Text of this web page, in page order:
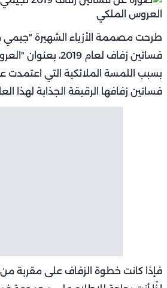
طرحت مصممة الأزياء الشهيرة
فساتين زفاف لعام
بسبب اللمسة الملائكية التي
فساتين زفافها الرقيقة الجذابة لهذا
فإذا كانت خطوة الزفاف على مقربة من